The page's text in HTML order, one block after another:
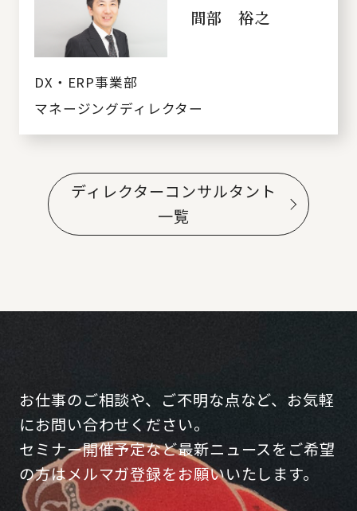
間部 裕之
DX・ERP事業部
マネージングディレクター
ディレクターコンサルタント
一覧
お仕事のご相談や、ご不明な点など、お気軽
にお問い合わせください。
セミナー開催予定など最新ニュースをご希望
の方はメルマガ登録をお願いいたします。